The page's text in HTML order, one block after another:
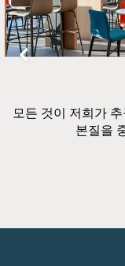
모든 것이 저희가
본질을